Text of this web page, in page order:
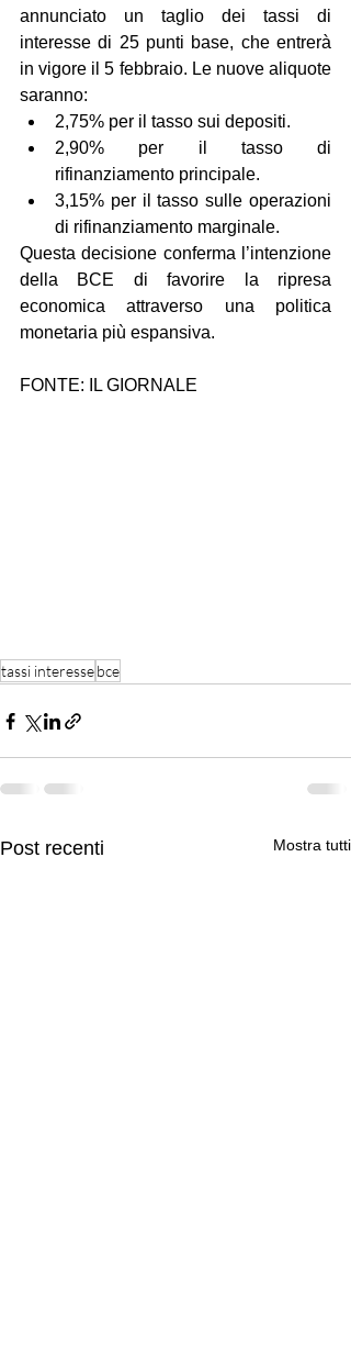
annunciato un taglio dei tassi di
interesse di 25 punti base, che entrerà
in vigore il 5 febbraio. Le nuove aliquote
saranno:
2,75% per il tasso sui depositi.
2,90% per il tasso di
rifinanziamento principale.
3,15% per il tasso sulle operazioni
di rifinanziamento marginale.
Questa decisione conferma l’intenzione
della BCE di favorire la ripresa
economica attraverso una politica
monetaria più espansiva.
FONTE: IL GIORNALE
tassi interessebce
Post recenti Mostra tutti